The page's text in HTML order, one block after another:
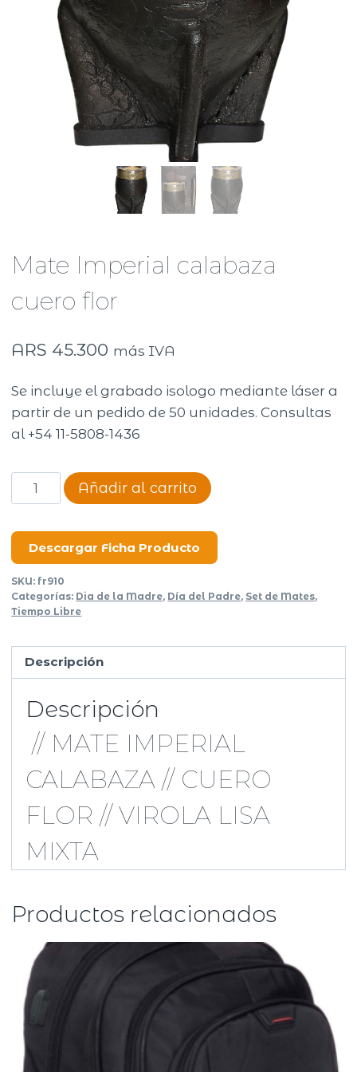
Mate Imperial calabaza
cuero flor
ARS 45.300 más IVA
Se incluye el grabado isologo mediante láser a
partir de un pedido de 50 unidades. Consultas
al +54 11-5808-1436
Mate
Imperial
cuero
flor
cantidad
Añadir al carrito
Descargar Ficha Producto
SKU: fr910
Categorías: Dia de la Madre, Día del Padre, Set de Mates,
Tiempo Libre
Descripción
Descripción
// MATE IMPERIAL
CALABAZA // CUERO
FLOR // VIROLA LISA
MIXTA
Productos relacionados